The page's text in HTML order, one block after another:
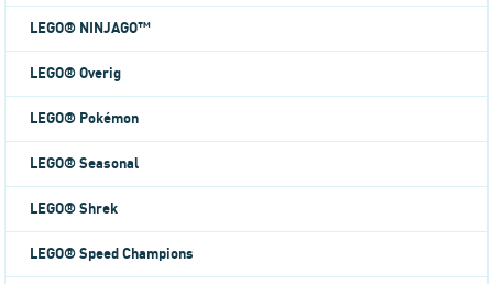
LEGO® NINJAGO™
LEGO® Overig
LEGO® Pokémon
LEGO® Seasonal
LEGO® Shrek
LEGO® Speed Champions